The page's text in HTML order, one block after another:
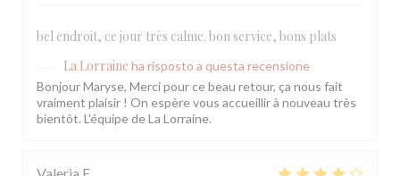
bel endroit, ce jour très calme. bon service, bons plats
La Lorraine ha risposto a questa recensione
Bonjour Maryse, Merci pour ce beau retour, ça nous fait
vraiment plaisir ! On espère vous accueillir à nouveau très
bientôt. L'équipe de La Lorraine.